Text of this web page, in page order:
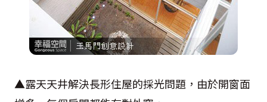
▲露天天井解決長形住屋的採光問題，由於開窗面